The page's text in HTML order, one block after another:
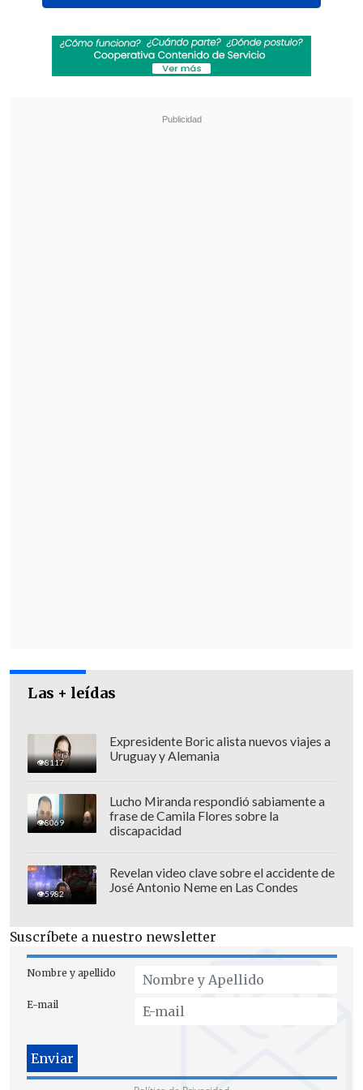
Las + leídas
8117
Expresidente Boric alista nuevos viajes a
Uruguay y Alemania
8069
Lucho Miranda respondió sabiamente a
frase de Camila Flores sobre la
discapacidad
5982
Revelan video clave sobre el accidente de
José Antonio Neme en Las Condes
Suscríbete a nuestro newsletter
Nombre y apellido
E-mail